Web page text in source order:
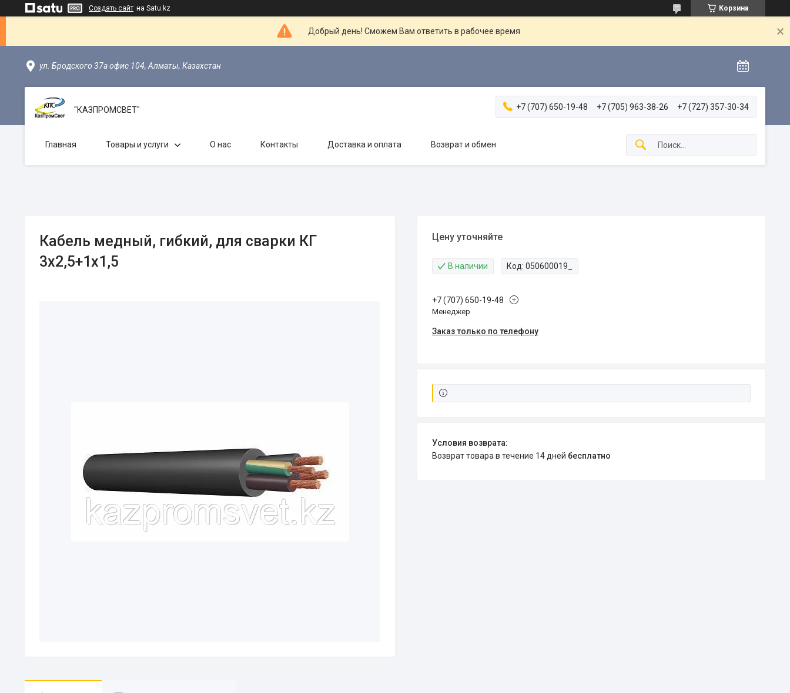
Создать сайт на Satu.kz Корзина
Добрый день! Сможем Вам ответить в рабочее время
ул. Бродского 37а офис 104, Алматы, Казахстан
"КАЗПРОМСВЕТ" +7 (707) 650-19-48 +7 (705) 963-38-26 +7 (727) 357-30-34
Главная Товары и услуги О нас Контакты Доставка и оплата Возврат и обмен
Кабель медный, гибкий, для сварки КГ
3х2,5+1х1,5
Цену уточняйте
В наличии Код: 050600019_
+7 (707) 650-19-48
Менеджер
Заказ только по телефону
возврат товара в течение 14 дней бесплатно